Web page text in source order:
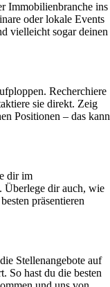
Immobilienbranche ins
oder lokale Events
vielleicht sogar deinen
Recherchiere
sie direkt. Zeig
Positionen – das kann
dir im
Überlege dir auch, wie
präsentieren
Stellenangebote auf
So hast du die besten